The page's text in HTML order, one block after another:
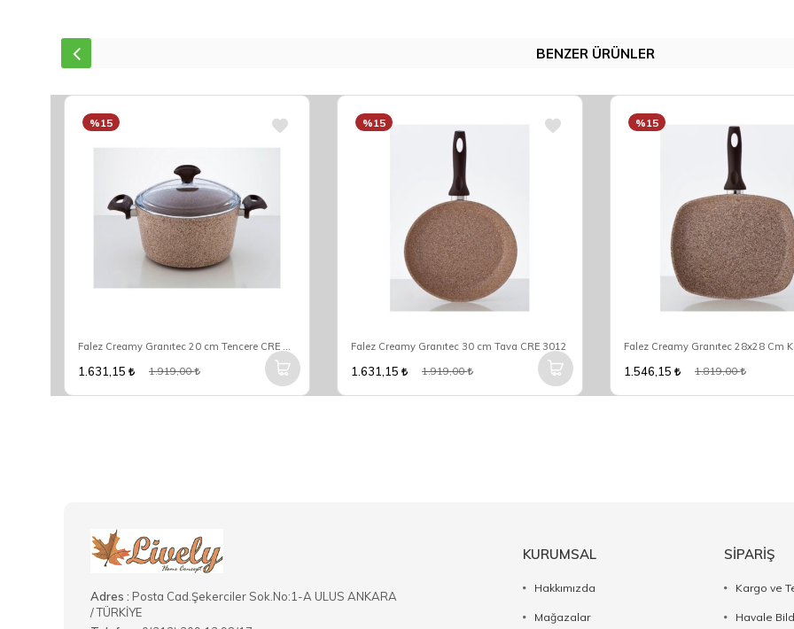
BENZER ÜRÜNLER
Falez Creamy Granıtec 20 cm Tencere CRE 3004
%15
1.631,15 1.919,00
Falez Creamy Granıtec 30 cm Tava CRE 3012
%15
1.631,15 1.919,00
%15
1.546,15 1.819,00
Adres : Posta Cad.Şekerciler Sok.No:1-A ULUS ANKARA
/ TÜRKİYE
KURUMSAL
Hakkımızda
Mağazalar
SİPARİŞ
Kargo ve
Havale